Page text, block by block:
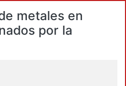
metales en
por la